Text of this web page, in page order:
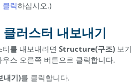
클릭하십시오.)
러스터 내보내기
를 내보내려면 Structure(구조)보기
스 오른쪽 버튼으로 클릭합니다.
내기)를 클릭합니다.